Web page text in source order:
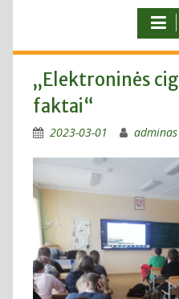
„Elektroninės
faktai“
2023-03-01 adminas